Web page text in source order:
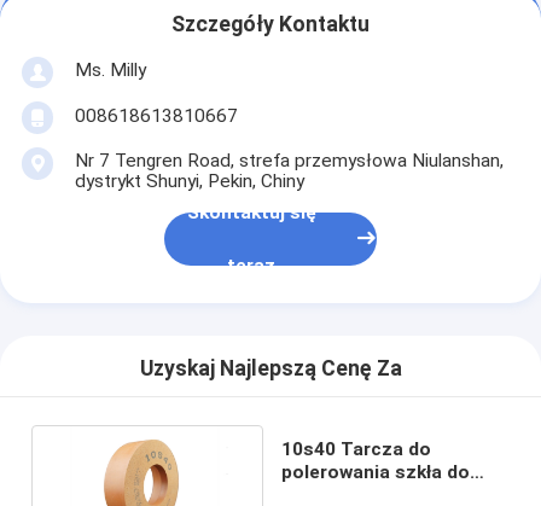
Szczegóły Kontaktu
Ms. Milly
008618613810667
Nr 7 Tengren Road, strefa przemysłowa Niulanshan,
dystrykt Shunyi, Pekin, Chiny
Skontaktuj się
teraz
Uzyskaj Najlepszą Cenę Za
10s40 Tarcza do
polerowania szkła do